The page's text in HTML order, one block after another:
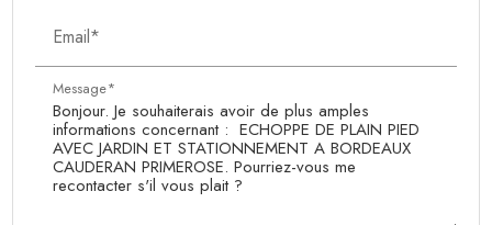
Email*
Message*